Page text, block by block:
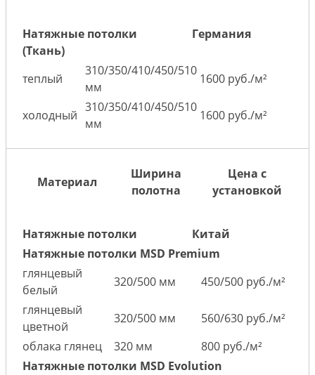
Натяжные потолки
Германия
(Ткань)
теплый
310/350/410/450/510
мм
1600 руб./м²
холодный
310/350/410/450/510
мм
1600 руб./м²
Материал
Ширина
полотна
Цена с
установкой
Натяжные потолки
Китай
Натяжные потолки MSD Premium
глянцевый
белый
320/500 мм
450/500 руб./м²
глянцевый
цветной
320/500 мм
560/630 руб./м²
облака глянец
320 мм
800 руб./м²
Натяжные потолки MSD Evolution